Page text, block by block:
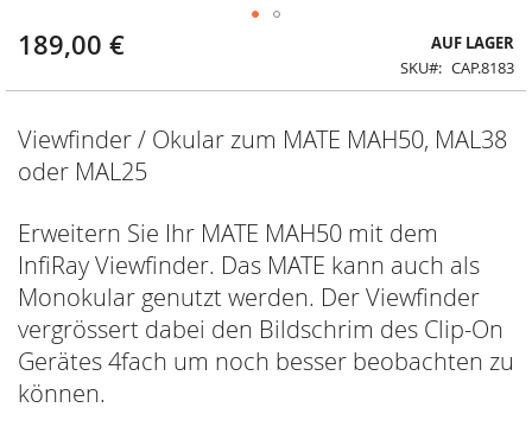
189,00 €
AUF LAGER
SKU
CAP.8183
Viewfinder / Okular zum MATE MAH50, MAL38
oder MAL25
Erweitern Sie Ihr MATE MAH50 mit dem
InfiRay Viewfinder. Das MATE kann auch als
Monokular genutzt werden. Der Viewfinder
vergrössert dabei den Bildschrim des Clip-On
Gerätes 4fach um noch besser beobachten zu
können.
Zum
Anfang
springen